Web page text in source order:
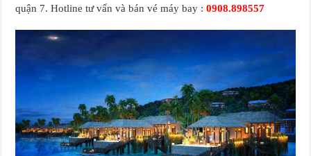
quận 7. Hotline tư vấn và bán vé máy bay :0908.898557